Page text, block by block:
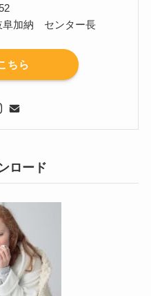
阜加納 センター長
ちら
ロード